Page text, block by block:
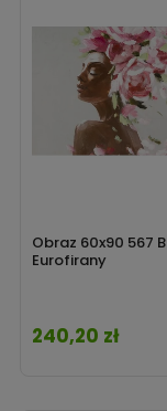
Obraz 60x90 567 B
Eurofirany
Cena
240,20 zł